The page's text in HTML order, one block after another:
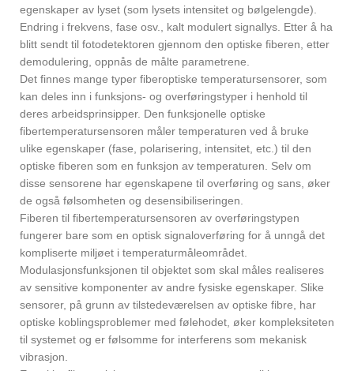
egenskaper av lyset (som lysets intensitet og bølgelengde).
Endring i frekvens, fase osv., kalt modulert signallys. Etter å ha
blitt sendt til fotodetektoren gjennom den optiske fiberen, etter
demodulering, oppnås de målte parametrene.
Det finnes mange typer fiberoptiske temperatursensorer, som
kan deles inn i funksjons- og overføringstyper i henhold til
deres arbeidsprinsipper. Den funksjonelle optiske
fibertemperatursensoren måler temperaturen ved å bruke
ulike egenskaper (fase, polarisering, intensitet, etc.) til den
optiske fiberen som en funksjon av temperaturen. Selv om
disse sensorene har egenskapene til overføring og sans, øker
de også følsomheten og desensibiliseringen.
Fiberen til fibertemperatursensoren av overføringstypen
fungerer bare som en optisk signaloverføring for å unngå det
kompliserte miljøet i temperaturmåleområdet.
Modulasjonsfunksjonen til objektet som skal måles realiseres
av sensitive komponenter av andre fysiske egenskaper. Slike
sensorer, på grunn av tilstedeværelsen av optiske fibre, har
optiske koblingsproblemer med følehodet, øker kompleksiteten
til systemet og er følsomme for interferens som mekanisk
vibrasjon.